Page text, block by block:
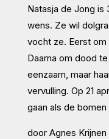
Natasja de Jong is
wens. Ze wil
vocht ze. Eerst om
Daarna om dood
eenzaam, maar
vervulling. Op 21
gaan als de bomen
door Agnes Krijnen